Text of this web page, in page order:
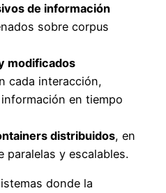
de información
sobre corpus
modificados
cada interacción,
en tiempo
distribuidos, en
paralelas y escalables.
donde la